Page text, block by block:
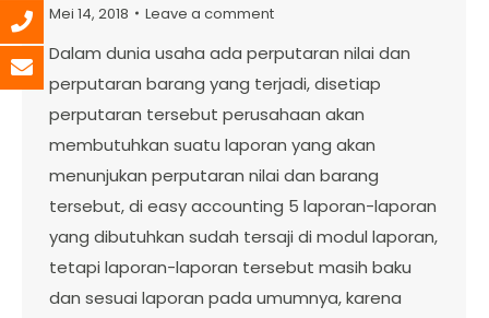
Mei 14, 2018
Leave a comment
Dalam dunia usaha ada perputaran nilai dan
perputaran barang yang terjadi, disetiap
perputaran tersebut perusahaan akan
membutuhkan suatu laporan yang akan
menunjukan perputaran nilai dan barang
tersebut, di easy accounting 5 laporan-laporan
yang dibutuhkan sudah tersaji di modul laporan,
tetapi laporan-laporan tersebut masih baku
dan sesuai laporan pada umumnya, karena